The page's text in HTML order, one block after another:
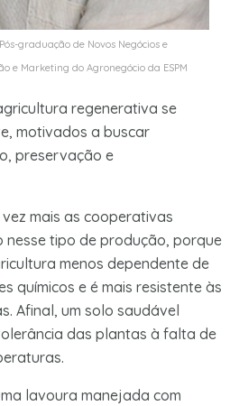
graduação de Novos Negócios e
e Marketing do Agronegócio da ESPM
regenerativa se
motivados a buscar
preservação e
mais as cooperativas
nesse tipo de produção, porque
menos dependente de
químicos e é mais resistente às
Afinal, um solo saudável
das plantas à falta de
lavoura manejada com